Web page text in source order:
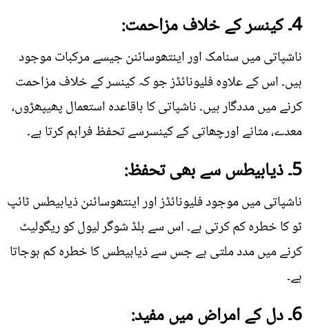
4۔ کینسر کے خلاف مزاحمت:
ناشپاتی میں سنامک اور اینتھوسائنن جیسے مرکبات موجود
ہیں۔ اس کے علاوہ فلیونائڈز جو کہ کینسر کے خلاف مزاحمت
کرنے میں مددگار ہیں۔ ناشپاتی کا باقاعدہ استعمال پھیپھڑوں،
معدے، مثانے اورچھاتی کے کینسرسے تحفظ فراہم کرتا ہے۔
5۔ ذیابیطس سے بھی تحفظ:
ناشپاتی میں موجود فلیونائڈز اور اینتھوسائنن ذیابیطس ٹائپ
ٹو کا خطرہ کم کرتی ہے۔ اس سے بلڈ شوگر لیول کو ریگولیٹ
کرنے میں مدد ملتی ہے جس سے ذیابیطس کا خطرہ کم ہوجاتا
ہے۔
6۔ دل کے امراض میں مفید: